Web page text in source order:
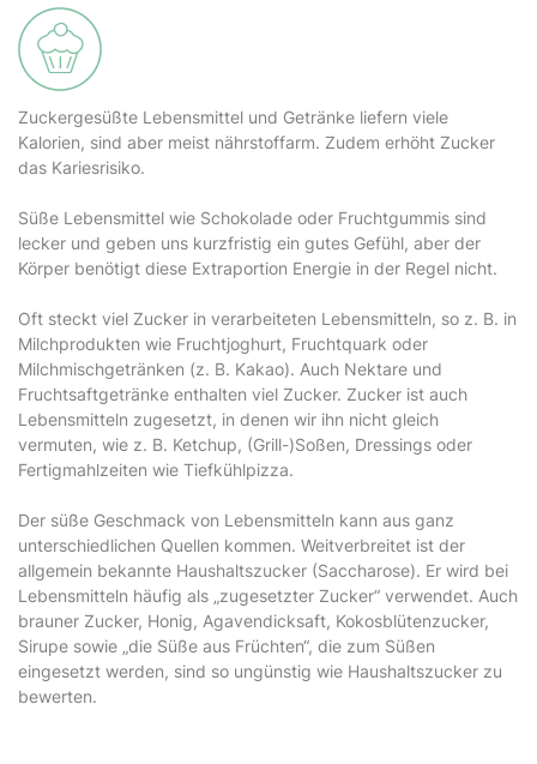
Zuckergesüßte Lebensmittel und Getränke liefern viele
Kalorien, sind aber meist nährstoffarm. Zudem erhöht Zucker
das Kariesrisiko.
Süße Lebensmittel wie Schokolade oder Fruchtgummis sind
lecker und geben uns kurzfristig ein gutes Gefühl, aber der
Körper benötigt diese Extraportion Energie in der Regel nicht.
Oft steckt viel Zucker in verarbeiteten Lebensmitteln, so z. B. in
Milchprodukten wie Fruchtjoghurt, Fruchtquark oder
Milchmischgetränken (z. B. Kakao). Auch Nektare und
Fruchtsaftgetränke enthalten viel Zucker. Zucker ist auch
Lebensmitteln zugesetzt, in denen wir ihn nicht gleich
vermuten, wie z. B. Ketchup, (Grill-)Soßen, Dressings oder
Fertigmahlzeiten wie Tiefkühlpizza.
Der süße Geschmack von Lebensmitteln kann aus ganz
unterschiedlichen Quellen kommen. Weitverbreitet ist der
allgemein bekannte Haushaltszucker (Saccharose). Er wird bei
Lebensmitteln häufig als „zugesetzter Zucker“ verwendet. Auch
brauner Zucker, Honig, Agavendicksaft, Kokosblütenzucker,
Sirupe sowie „die Süße aus Früchten“, die zum Süßen
eingesetzt werden, sind so ungünstig wie Haushaltszucker zu
bewerten.